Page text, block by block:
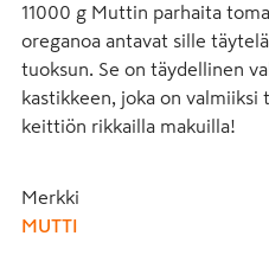
11000 g Muttin parhaita
oreganoa antavat sille
tuoksun. Se on täydellinen
kastikkeen, joka on valmiiksi
keittiön rikkailla makuilla!
Merkki
MUTTI